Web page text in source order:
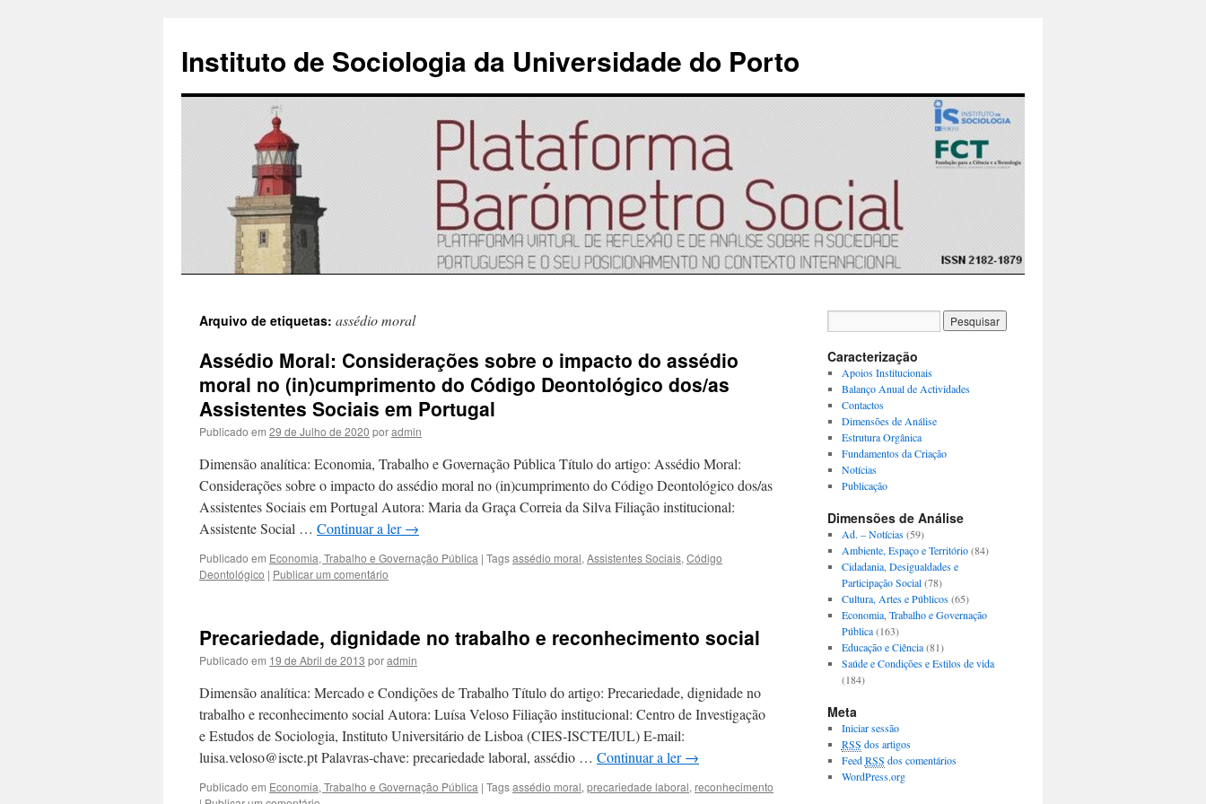
Instituto de Sociologia da Universidade do Porto
para
conteúdo
Arquivo de etiquetas: assédio moral
Assédio Moral: Considerações sobre o impacto do assédio
moral no (in)cumprimento do Código Deontológico dos/as
Assistentes Sociais em Portugal
Publicado em 29 de Julho de 2020 poradmin
Dimensão analítica: Economia, Trabalho e Governação Pública Título do artigo: Assédio Moral:
Considerações sobre o impacto do assédio moral no (in)cumprimento do Código Deontológico dos/as
Assistentes Sociais em Portugal Autora: Maria da Graça Correia da Silva Filiação institucional:
Assistente Social … Continuar a ler→
Publicado em Economia, Trabalho e Governação Pública | Tagsassédio moral, Assistentes Sociais, Código
Deontológico | Publicar um comentário
Precariedade, dignidade no trabalho e reconhecimento social
Publicado em 19 de Abril de 2013 poradmin
Dimensão analítica: Mercado e Condições de Trabalho Título do artigo: Precariedade, dignidade no
trabalho e reconhecimento social Autora: Luísa Veloso Filiação institucional: Centro de Investigação
e Estudos de Sociologia, Instituto Universitário de Lisboa (CIES-ISCTE/IUL) E-mail:
luisa.veloso@iscte.pt Palavras-chave: precariedade laboral, assédio … Continuar a ler→
Publicado em Economia, Trabalho e Governação Pública | Tagsassédio moral, precariedade laboral, reconhecimento
Caracterização
Apoios Institucionais
Balanço Anual de Actividades
Contactos
Dimensões de Análise
Estrutura Orgânica
Fundamentos da Criação
Notícias
Publicação
Dimensões de Análise
Ad. – Notícias(59)
Ambiente, Espaço e Território(84)
Cidadania, Desigualdades e
Participação Social(78)
Cultura, Artes e Públicos(65)
Economia, Trabalho e Governação
Pública(163)
Educação e Ciência(81)
Saúde e Condições e Estilos de vida
(184)
Meta
Iniciar sessão
RSS dos artigos
FeedRSS dos comentários
WordPress.org